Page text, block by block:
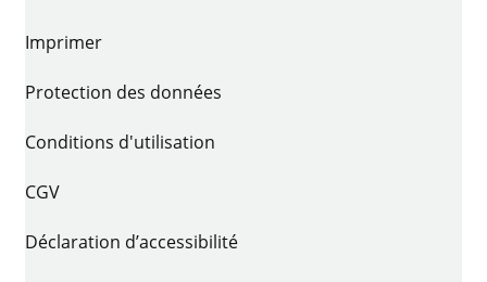
Imprimer
Protection des données
Conditions d'utilisation
CGV
Déclaration d’accessibilité